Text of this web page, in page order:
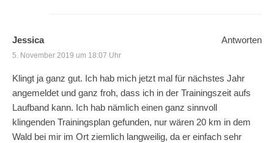
Jessica
5. November 2019 um 18:07 Uhr
Klingt ja ganz gut. Ich hab mich jetzt mal für nächstes Jahr
angemeldet und ganz froh, dass ich in der Trainingszeit aufs
Laufband kann. Ich hab nämlich einen ganz sinnvoll
klingenden Trainingsplan gefunden, nur wären 20 km in dem
Wald bei mir im Ort ziemlich langweilig, da er einfach sehr
Antworten